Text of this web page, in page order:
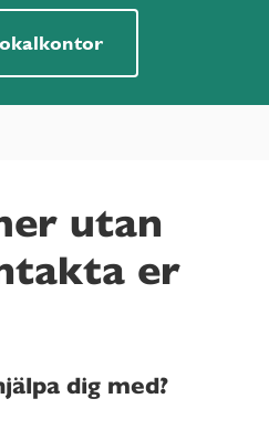
utan
er
dig med?